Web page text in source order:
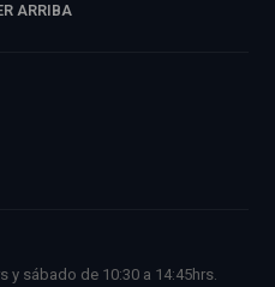
ARRIBA
y sábado de 10:30 a 14:45hrs.